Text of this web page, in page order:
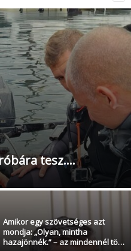
tesz….
Amikor egy szövetséges azt
mondja: „Olyan, mintha
hazajönnék.” – az mindennél tö…